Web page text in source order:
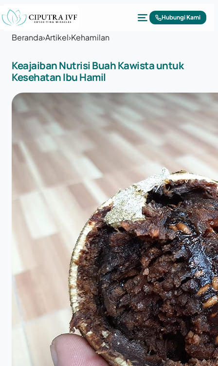
Lewati ke konten
Hubungi Kami
Beranda›Artikel›Kehamilan
Keajaiban Nutrisi Buah Kawista untuk
Kesehatan Ibu Hamil